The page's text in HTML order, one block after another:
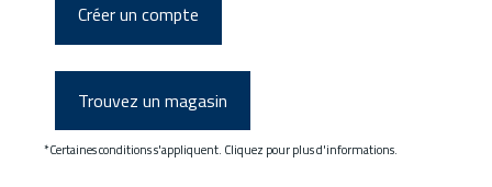
Créer un compte
Trouvez un magasin
*Certaines conditions s'appliquent. Cliquez pour plus d'informations.